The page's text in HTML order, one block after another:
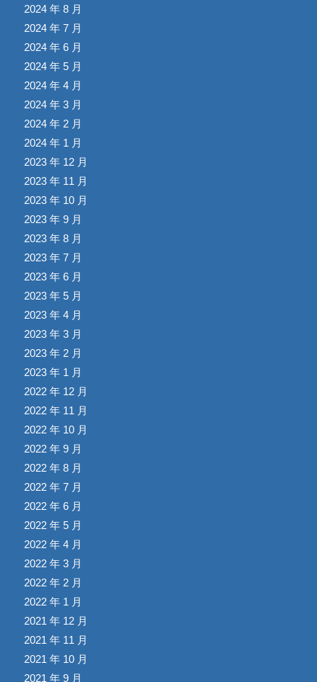
2024 年 8 月
2024 年 7 月
2024 年 6 月
2024 年 5 月
2024 年 4 月
2024 年 3 月
2024 年 2 月
2024 年 1 月
2023 年 12 月
2023 年 11 月
2023 年 10 月
2023 年 9 月
2023 年 8 月
2023 年 7 月
2023 年 6 月
2023 年 5 月
2023 年 4 月
2023 年 3 月
2023 年 2 月
2023 年 1 月
2022 年 12 月
2022 年 11 月
2022 年 10 月
2022 年 9 月
2022 年 8 月
2022 年 7 月
2022 年 6 月
2022 年 5 月
2022 年 4 月
2022 年 3 月
2022 年 2 月
2022 年 1 月
2021 年 12 月
2021 年 11 月
2021 年 10 月
2021 年 9 月